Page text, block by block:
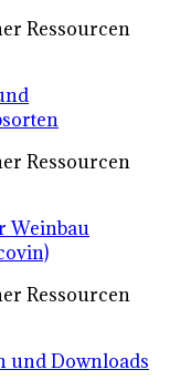
Ressourcen
Ressourcen
Weinbau
Ressourcen
und Downloads